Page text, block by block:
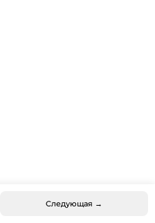
Следующая →